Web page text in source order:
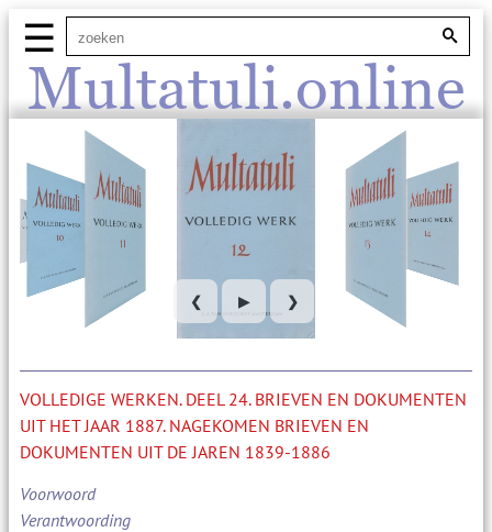
Multatuli.online
☰
❮ ▶ ❯
VOLLEDIGE WERKEN. DEEL 24. BRIEVEN EN DOKUMENTEN
UIT HET JAAR 1887. NAGEKOMEN BRIEVEN EN
DOKUMENTEN UIT DE JAREN 1839-1886
Voorwoord
Verantwoording